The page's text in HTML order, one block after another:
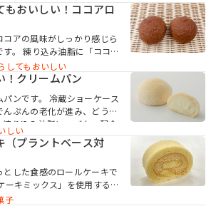
もおいしい！ココアロ
アの風味がしっかり感じら
。 練り込み油脂に「ココア
ココアパウダーの風味とコ
コアの味わいが豊かにな
してもおいしい
！クリームパン
蔵ショーケース
ぷんの老化が進み、どうし
り込み油脂に、バター配合
」とソフト化機能のある
併用することで、ソフトでし
させることができます。
しい
（プラントベース対
した食感のロールケーキで
ーキミックス」を使用するこ
りとしたキメの整ったロー
子